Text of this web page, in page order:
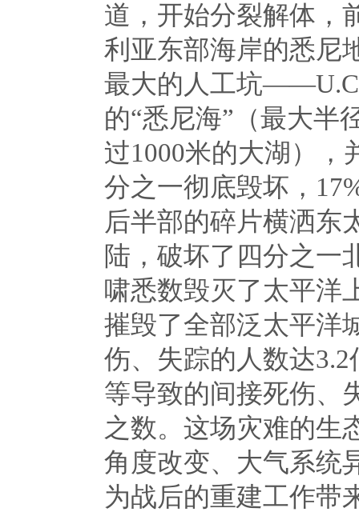
道，开始分裂解体，
利亚东部海岸的悉尼
最大的人工坑——
的“悉尼海”（最大半
过1000米的大湖），
分之一彻底毁坏，
后半部的碎片横洒东
陆，破坏了四分之一
啸悉数毁灭了太平洋
摧毁了全部泛太平
伤、失踪的人数达3.2
等导致的间接死伤、
之数。这场灾难的生
角度改变、大气系统
为战后的重建工作带